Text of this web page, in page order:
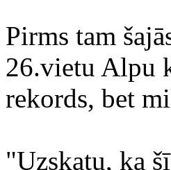
Pirms tam
26.vietu Alpu
rekords, bet
"Uzskatu, ka